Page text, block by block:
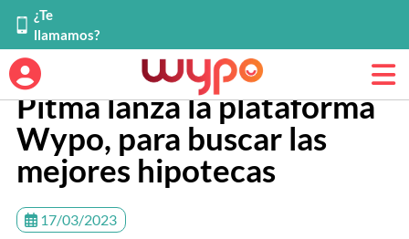
¿Te
llamamos?
Pitma lanza la plataforma
Wypo, para buscar las
mejores hipotecas
17/03/2023